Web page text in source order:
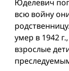
Юделевич
всю войну
умер в 1942
взрослые